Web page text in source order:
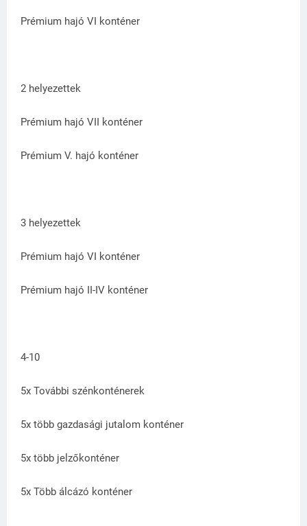
Prémium hajó VI konténer
2 helyezettek
Prémium hajó VII konténer
Prémium V. hajó konténer
3 helyezettek
Prémium hajó VI konténer
Prémium hajó II-IV konténer
4-10
5x További szénkonténerek
5x több gazdasági jutalom konténer
5x több jelzőkonténer
5x Több álcázó konténer